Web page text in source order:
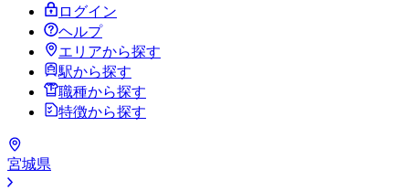
ログイン
ヘルプ
エリアから探す
駅から探す
職種から探す
特徴から探す
宮城県